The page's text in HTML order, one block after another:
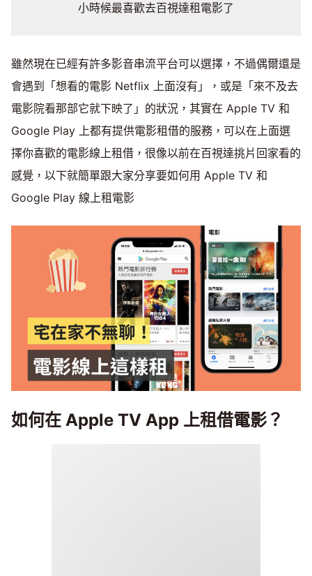
小時候最喜歡去百視達租電影了
雖然現在已經有許多影音串流平台可以選擇，不過偶爾還是
會遇到「想看的電影 Netflix 上面沒有」，或是「來不及去
電影院看那部它就下映了」的狀況，其實在 Apple TV 和
Google Play 上都有提供電影租借的服務，可以在上面選
擇你喜歡的電影線上租借，很像以前在百視達挑片回家看的
感覺，以下就簡單跟大家分享要如何用 Apple TV 和
Google Play 線上租電影
如何在 Apple TV App 上租借電影？